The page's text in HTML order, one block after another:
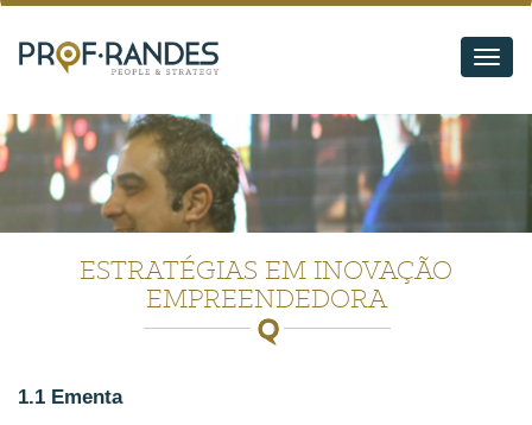
Abrir
ESTRATÉGIAS EM INOVAÇÃO
EMPREENDEDORA
1.1 Ementa